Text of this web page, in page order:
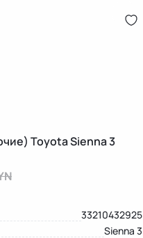
Toyota Sienna 3
33210432925
Sienna 3